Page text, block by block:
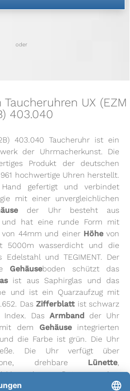
oder
UX (EZM
403.040
403.040 Taucheruhr ist ein
der Uhrmacherkunst. Die
Produkt der deutschen
hochwertige Uhren herstellt.
gefertigt und verbindet
mit einer unvergleichlichen
der Uhr besteht aus
und hat eine runde Form mit
von 44mm und einer Höhe von
5000m wasserdicht und die
Edelstahl und TEGIMENT. Der
Gehäuseboden schützt das
ist aus Saphirglas und das
und ist ein Quarzaufzug mit
DasZifferblatt ist schwarz
Index. DasArmband der Uhr
dem Gehäuse integrierten
die Farbe ist grün. Die Uhr
Die Uhr verfügt über
drehbare Lünette,
Magnetismus, Datumsanzeige,
und Leuchtindizes. Die